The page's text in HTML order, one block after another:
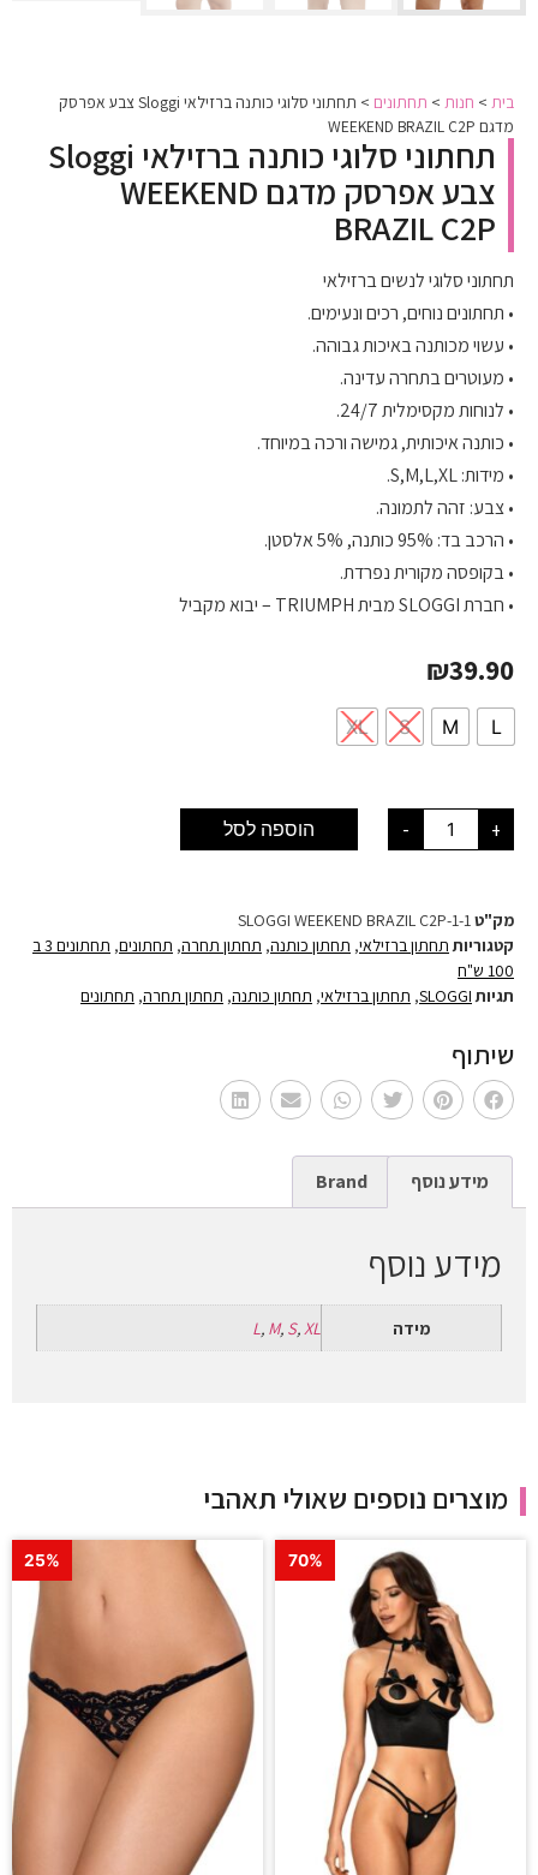
בית > חנות > תחתונים >
תחתוני סלוגי כותנה ברזילאי Sloggi צבע אפרסק
מדגם WEEKEND BRAZIL C2P
תחתוני סלוגי כותנה ברזילאי Sloggi
צבע אפרסק מדגם WEEKEND
BRAZIL C2P
תחתוני סלוגי לנשים ברזילאי
• תחתונים נוחים, רכים ונעימים.
• עשוי מכותנה באיכות גבוהה.
• מעוטרים בתחרה עדינה.
• לנוחות מקסימלית 24/7.
• כותנה איכותית, גמישה ורכה במיוחד.
• מידות: S,M,L,XL.
• צבע: זהה לתמונה.
• הרכב בד: 95% כותנה, 5% אלסטן.
• בקופסה מקורית נפרדת.
• חברת SLOGGI מבית TRIUMPH – יבוא מקביל
₪39.90
L
M
S
XL
- + הוספה לסל
מק"טSLOGGI WEEKEND BRAZIL C2P-1-1
קטגוריות תחתון ברזילאי, תחתון כותנה, תחתון תחרה, תחתונים,
תחתונים 3 ב
100 ש"ח
תגיות SLOGGI
, תחתון ברזילאי, תחתון כותנה, תחתון תחרה, תחתונים
שיתוף
מידע נוסף Brand
מידע נוסף
מידה L, M, S,XL
מוצרים נוספים שאולי תאהבי
70%
25%